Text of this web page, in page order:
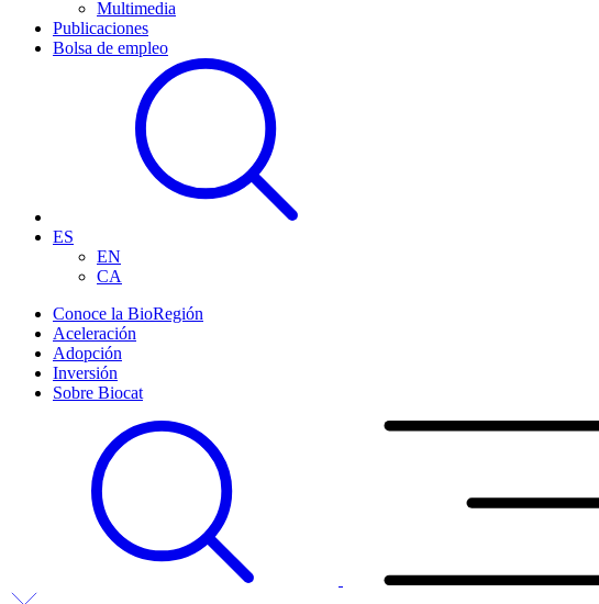
Multimedia
Publicaciones
Bolsa de empleo
ES
EN
CA
Conoce la BioRegión
Aceleración
Adopción
Inversión
Sobre Biocat